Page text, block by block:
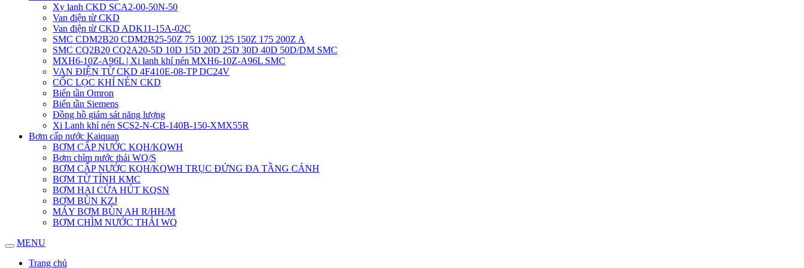
Xy lanh CKD SCA2-00-50N-50
Van điện từ CKD
Van điện từ CKD ADK11-15A-02C
SMC CDM2B20 CDM2B25-50Z 75 100Z 125 150Z 175 200Z A
SMC CQ2B20 CQ2A20-5D 10D 15D 20D 25D 30D 40D 50D/DM SMC
MXH6-10Z-A96L | Xi lanh khí nén MXH6-10Z-A96L SMC
VAN ĐIỆN TỪ CKD 4F410E-08-TP DC24V
CỐC LỌC KHÍ NÉN CKD
Biến tần Omron
Biến tần Siemens
Đồng hồ giám sát năng lượng
Xi Lanh khí nén SCS2-N-CB-140B-150-XMX55R
Bơm cấp nước Kaiquan
BƠM CẤP NƯỚC KQH/KQWH
Bơm chìm nước thải WQ/S
BƠM CẤP NƯỚC KQH/KQWH TRỤC ĐỨNG ĐA TẦNG CÁNH
BƠM TỪ TÍNH KMC
BƠM HAI CỬA HÚT KQSN
BƠM BÙN KZJ
MÁY BƠM BÙN AH R/HH/M
BƠM CHÌM NƯỚC THẢI WQ
MENU
Trang chủ